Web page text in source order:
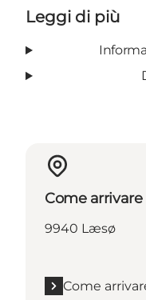
Leggi di più
Come arrivare
9940 Læsø
Come